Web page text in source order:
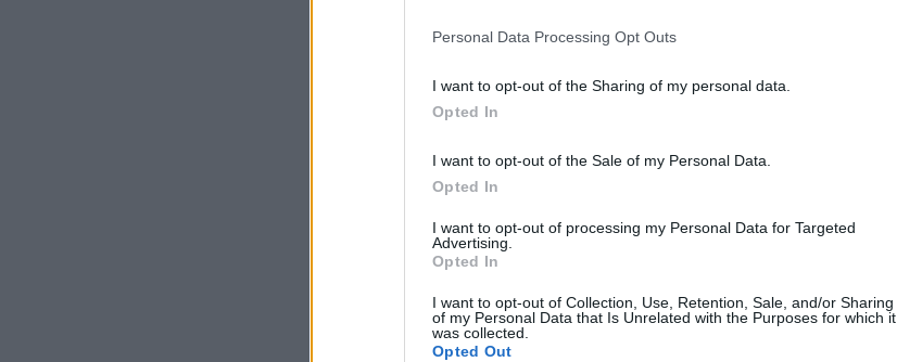
Personal Data Processing Opt Outs
I want to opt-out of the Sharing of my personal data.
Opted In
I want to opt-out of the Sale of my Personal Data.
Opted In
I want to opt-out of processing my Personal Data for Targeted
Advertising.
Opted In
I want to opt-out of Collection, Use, Retention, Sale, and/or Sharing
of my Personal Data that Is Unrelated with the Purposes for which it
was collected.
Opted Out